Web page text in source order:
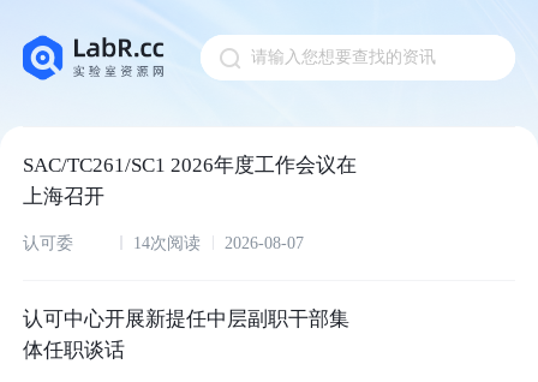
请输入您想要查找的资讯
Pull down to refresh
SAC/TC261/SC1 2026年度工作会议在
上海召开
认可委 14次阅读 2026-08-07
认可中心开展新提任中层副职干部集
体任职谈话